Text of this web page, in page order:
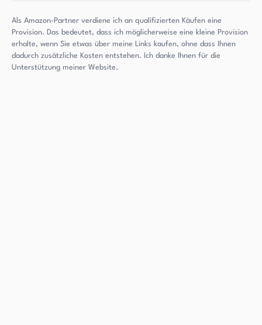
Als Amazon-Partner verdiene ich an qualifizierten Käufen eine
Provision. Das bedeutet, dass ich möglicherweise eine kleine Provision
erhalte, wenn Sie etwas über meine Links kaufen, ohne dass Ihnen
dadurch zusätzliche Kosten entstehen. Ich danke Ihnen für die
Unterstützung meiner Website.